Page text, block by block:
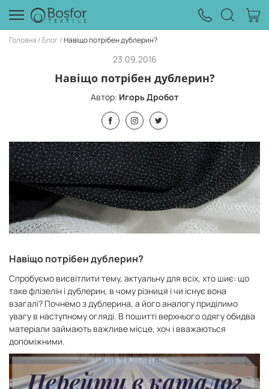
Головна Блог Навіщо потрібен дублерин?
23.09.2016
Навіщо потрібен дублерин?
Автор: Игорь Дробот
Навіщо потрібен дублерин?
Спробуємо висвітлити тему, актуальну для всіх, хто шиє: що
таке флізелін і дублерин, в чому різниця і чи існує вона
взагалі? Почнемо з дублерина, а його аналогу приділимо
увагу в наступному огляді. В пошитті верхнього одягу обидва
матеріали займають важливе місце, хоч і вважаються
допоміжними.